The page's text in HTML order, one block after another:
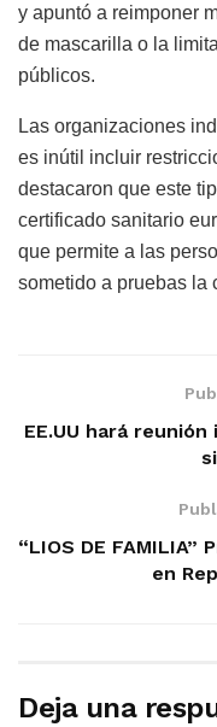
y apuntó a reimponer
de mascarilla o la
públicos.
Las organizaciones
es inútil incluir
destacaron que este
certificado sanitario
que permite a las
sometido a pruebas la
EE.UU hará
“LIOS DE
en
Deja una